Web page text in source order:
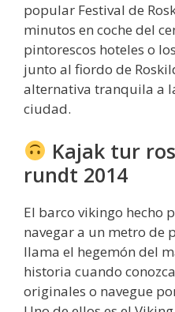
popular Festival de
minutos en coche del
pintorescos hoteles o
junto al fiordo de
alternativa tranquila a
ciudad.
Kajak tur
rundt 2014
El barco vikingo hecho
navegar a un metro de
llama el hegemón del
historia cuando
originales o navegue